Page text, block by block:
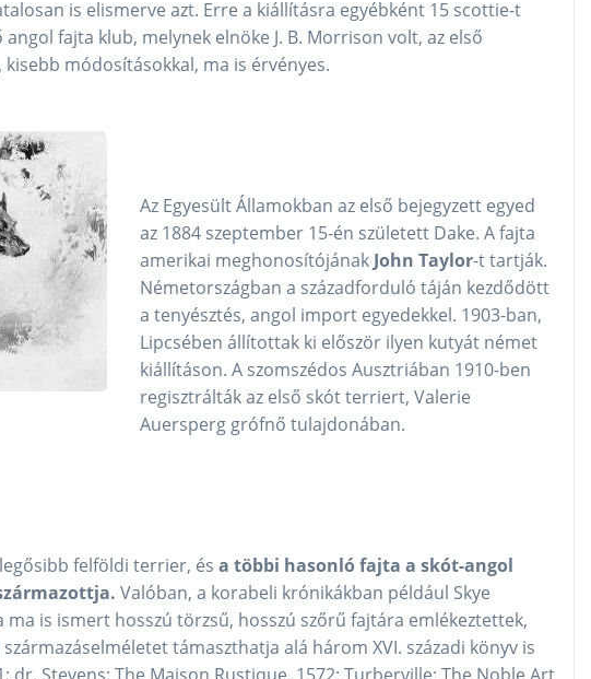
is elismerve azt. Erre a kiállításra egyébként 15 scottie-t
fajta klub, melynek elnöke J. B. Morrison volt, az első
módosításokkal, ma is érvényes.
Az Egyesült Államokban az első bejegyzett egyed
az 1884 szeptember 15-én született Dake. A fajta
amerikai meghonosítójának John Taylor-t tartják.
Németországban a századforduló táján kezdődött
a tenyésztés, angol import egyedekkel. 1903-ban,
Lipcsében állítottak ki először ilyen kutyát német
kiállításon. A szomszédos Ausztriában 1910-ben
regisztrálták az első skót terriert, Valerie
Auersperg grófnő tulajdonában.
felföldi terrier, és a többi hasonló fajta a skót-angol
Valóban, a korabeli krónikákban például Skye
is ismert hosszú törzsű, hosszú szőrű fajtára emlékeztettek,
támaszthatja alá három XVI. századi könyv is